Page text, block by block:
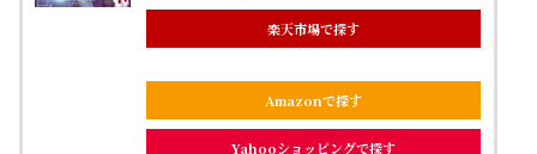
楽天市場で探す
Amazonで探す
Yahooショッピングで探す